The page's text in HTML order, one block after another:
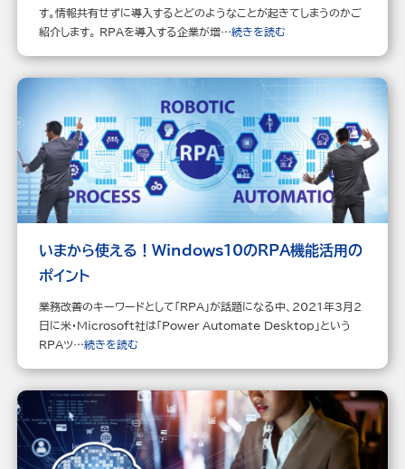
す。情報共有せずに導入するとどのようなことが起きてしまうのかご
紹介します。 RPAを導入する企業が増…続きを読む
いまから使える！Windows10のRPA機能活用の
ポイント
業務改善のキーワードとして「RPA」が話題になる中、2021年3月2
日に米・Microsoft社は「Power Automate Desktop」という
RPAツ…続きを読む